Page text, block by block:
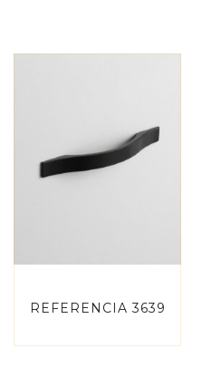
REFERENCIA 3639